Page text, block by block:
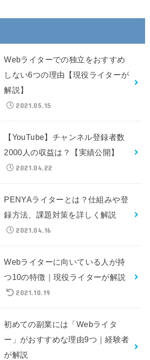
Webライターでの独立をおすすめ
しない6つの理由【現役ライターが
解説】
2021.05.15
【YouTube】チャンネル登録者数
2000人の収益は？【実績公開】
2021.04.22
PENYAライターとは？仕組みや登
録方法、課題対策を詳しく解説
2021.04.16
Webライターに向いている人が持
つ10の特徴｜現役ライターが解説
2021.10.19
初めての副業には「Webライタ
ー」がおすすめな理由9つ｜経験者
が解説